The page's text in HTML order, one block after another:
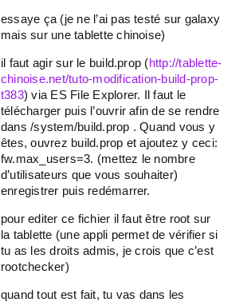
essaye ça (je ne l’ai pas testé sur galaxy
mais sur une tablette chinoise)
il faut agir sur le build.prop (http://tablette-
chinoise.net/tuto-modification-build-prop-
t383) via ES File Explorer. Il faut le
télécharger puis l’ouvrir afin de se rendre
dans /system/build.prop . Quand vous y
êtes, ouvrez build.prop et ajoutez y ceci:
fw.max_users=3. (mettez le nombre
d’utilisateurs que vous souhaiter)
enregistrer puis redémarrer.
pour editer ce fichier il faut être root sur
la tablette (une appli permet de vérifier si
tu as les droits admis, je crois que c’est
rootchecker)
quand tout est fait, tu vas dans les